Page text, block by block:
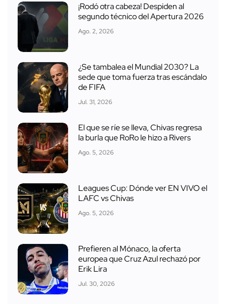
¡Rodó otra cabeza! Despiden al
segundo técnico del Apertura 2026
Ago. 2, 2026
¿Se tambalea el Mundial 2030? La
sede que toma fuerza tras escándalo
de FIFA
Jul. 31, 2026
El que se ríe se lleva, Chivas regresa
la burla que RoRo le hizo a Rivers
Ago. 5, 2026
Leagues Cup: Dónde ver EN VIVO el
LAFC vs Chivas
Ago. 5, 2026
Prefieren al Mónaco, la oferta
europea que Cruz Azul rechazó por
Erik Lira
Jul. 30, 2026